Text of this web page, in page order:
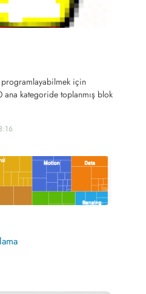
için
ana kategoride toplanmış blok